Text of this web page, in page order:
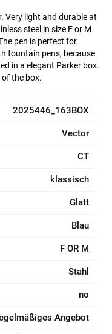
Very light and durable at
steel in size F or M
pen is perfect for
fountain pens, because
in a elegant Parker box.
the box.
2025446_163BOX
Vector
CT
klassisch
Glatt
Blau
F OR M
Stahl
no
Angebot